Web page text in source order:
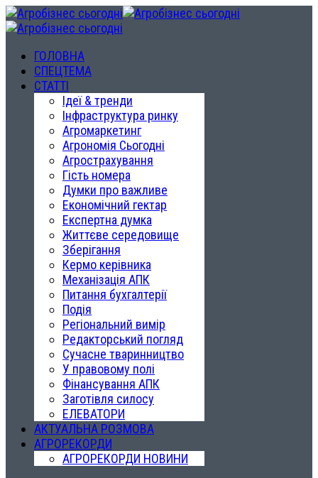
ГОЛОВНА
СПЕЦТЕМА
СТАТТІ
Ідеї & тренди
Інфраструктура ринку
Агромаркетинг
Агрономія Сьогодні
Агрострахування
Гість номера
Думки про важливе
Економічний гектар
Експертна думка
Життєве середовище
Зберігання
Кермо керівника
Механізація АПК
Питання бухгалтерії
Подія
Регіональний вимір
Редакторський погляд
Сучасне тваринництво
У правовому полі
Фінансування АПК
Заготівля силосу
ЕЛЕВАТОРИ
АКТУАЛЬНА РОЗМОВА
АГРОРЕКОРДИ
АГРОРЕКОРДИ НОВИНИ